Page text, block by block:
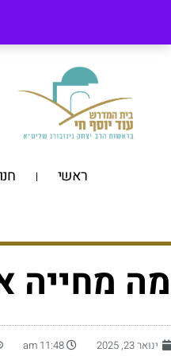
ראשי
מה מחייה
ינואר 23, 2025 11:48 am